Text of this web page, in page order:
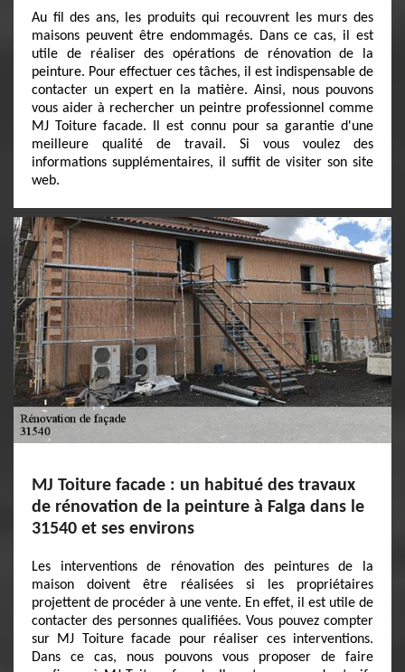
Au fil des ans, les produits qui recouvrent les murs des
maisons peuvent être endommagés. Dans ce cas, il est
utile de réaliser des opérations de rénovation de la
peinture. Pour effectuer ces tâches, il est indispensable de
contacter un expert en la matière. Ainsi, nous pouvons
vous aider à rechercher un peintre professionnel comme
MJ Toiture facade. Il est connu pour sa garantie d'une
meilleure qualité de travail. Si vous voulez des
informations supplémentaires, il suffit de visiter son site
web.
MJ Toiture facade : un habitué des travaux
de rénovation de la peinture à Falga dans le
31540 et ses environs
Les interventions de rénovation des peintures de la
maison doivent être réalisées si les propriétaires
projettent de procéder à une vente. En effet, il est utile de
contacter des personnes qualifiées. Vous pouvez compter
sur MJ Toiture facade pour réaliser ces interventions.
Dans ce cas, nous pouvons vous proposer de faire